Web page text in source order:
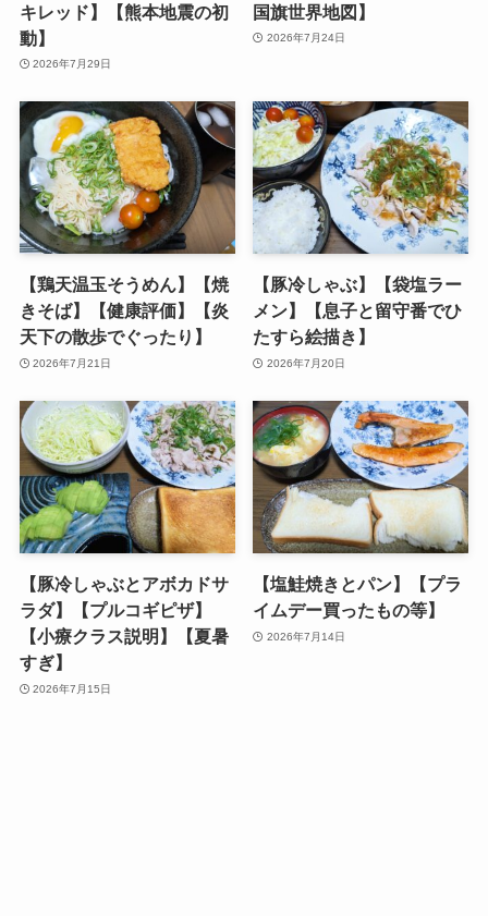
キレッド】【熊本地震の初
動】
2026年7月29日
国旗世界地図】
2026年7月24日
【鶏天温玉そうめん】【焼
きそば】【健康評価】【炎
天下の散歩でぐったり】
2026年7月21日
【豚冷しゃぶ】【袋塩ラー
メン】【息子と留守番でひ
たすら絵描き】
2026年7月20日
【豚冷しゃぶとアボカドサ
ラダ】【プルコギピザ】
【小療クラス説明】【夏暑
すぎ】
2026年7月15日
【塩鮭焼きとパン】【プラ
イムデー買ったもの等】
2026年7月14日